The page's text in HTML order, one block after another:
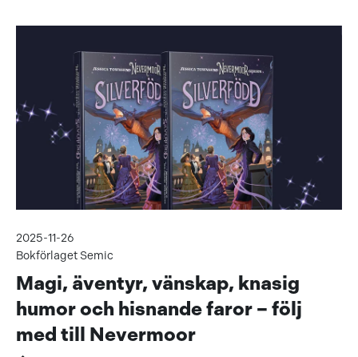
2025-11-26
Bokförlaget Semic
Magi, äventyr, vänskap, knasig
humor och hisnande faror – följ
med till Nevermoor